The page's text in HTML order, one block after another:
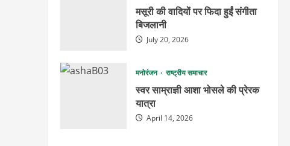
मसूरी की वादियों पर फिदा हुईं संगीता
बिजलानी
July 20, 2026
मनोरंजन राष्ट्रीय समाचार
स्वर साम्राज्ञी आशा भोसले की प्रेरक
यात्रा
April 14, 2026